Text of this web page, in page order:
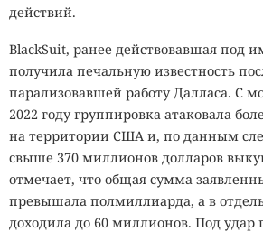
действий.
BlackSuit, ранее действовавшая под
получила печальную известность
парализовавшей работу Далласа. С
2022 году группировка атаковала
на территории США и, по данным
свыше 370 миллионов долларов
отмечает, что общая сумма
превышала полмиллиарда, а в
доходила до 60 миллионов. Под удар